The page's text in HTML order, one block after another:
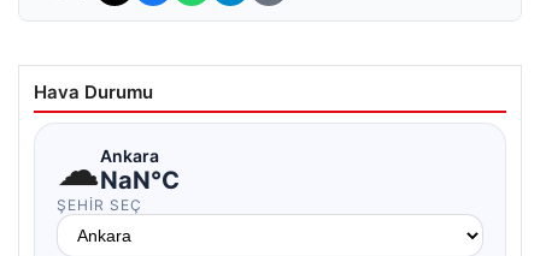
Hava Durumu
☁Ankara
NaN°C
ŞEHIR SEÇ